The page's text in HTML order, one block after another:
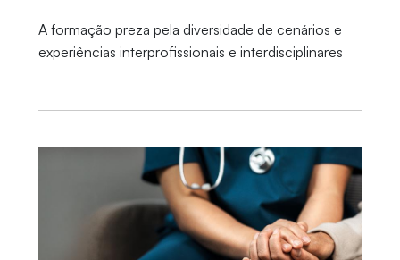
A formação preza pela diversidade de cenários e
experiências interprofissionais e interdisciplinares